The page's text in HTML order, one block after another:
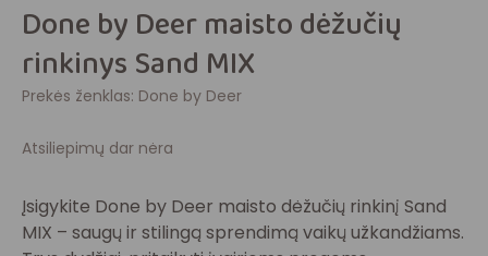
Done by Deer maisto dėžučių
rinkinys Sand MIX
Prekės ženklas: Done by Deer
Atsiliepimų dar nėra
Įsigykite Done by Deer maisto dėžučių rinkinį Sand
MIX – saugų ir stilingą sprendimą vaikų užkandžiams.